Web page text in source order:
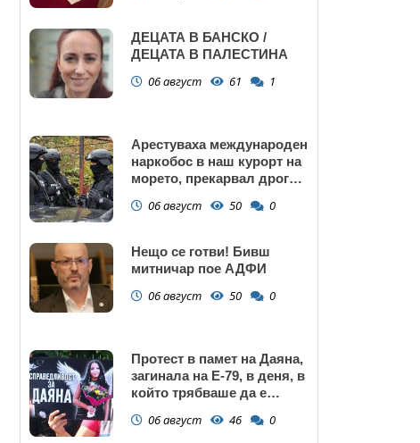
ДЕЦАТА В БАНСКО /
ДЕЦАТА В ПАЛЕСТИНА
06 август 61 1
Арестуваха международен
наркобос в наш курорт на
морето, прекарвал дрога
06 август 50 0
Нещо се готви! Бивш
митничар пое АДФИ
06 август 50 0
Протест в памет на Даяна,
загинала на Е-79, в деня, в
който трябваше да е
06 август 46 0